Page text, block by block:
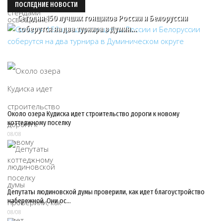
ПОСЛЕДНИЕ НОВОСТИ
Сегодня 150 лучших гонщиков России и Белоруссии
соберутся на два турнира в Думин…
Около озера Кудиска идет строительство дороги к новому
коттеджному поселку
08/08
Депутаты людиновской думы проверили, как идет благоустройство
набережной. Они ос…
08/08